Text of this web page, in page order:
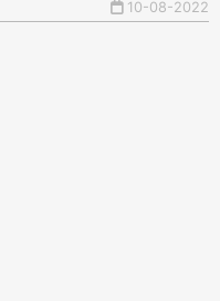
10-08-2022